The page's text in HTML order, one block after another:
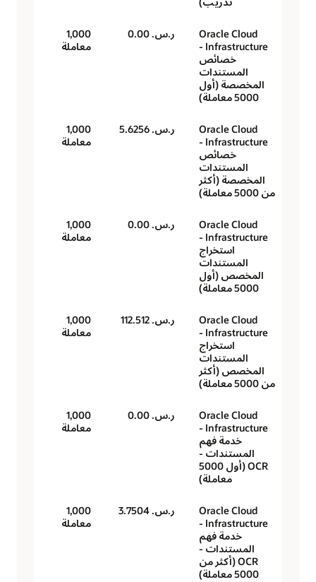
Oracle Cloud
Infrastructure -
خصائص
المستندات
المخصصة (أول
5000 معاملة)
ر.س.‏ 0.00
1,000
معاملة
Oracle Cloud
Infrastructure -
خصائص
المستندات
المخصصة (أكثر
من 5000 معاملة)
ر.س.‏ 5.6256
1,000
معاملة
Oracle Cloud
Infrastructure -
استخراج
المستندات
المخصص (أول
5000 معاملة)
ر.س.‏ 0.00
1,000
معاملة
Oracle Cloud
Infrastructure -
استخراج
المستندات
المخصص (أكثر
من 5000 معاملة)
ر.س.‏ 112.512
1,000
معاملة
Oracle Cloud
Infrastructure -
خدمة فهم
المستندات -
OCR (أول 5000
معاملة)
ر.س.‏ 0.00
1,000
معاملة
Oracle Cloud
Infrastructure -
خدمة فهم
المستندات -
OCR (أكثر من
5000 معاملة)
ر.س.‏ 3.7504
1,000
معاملة